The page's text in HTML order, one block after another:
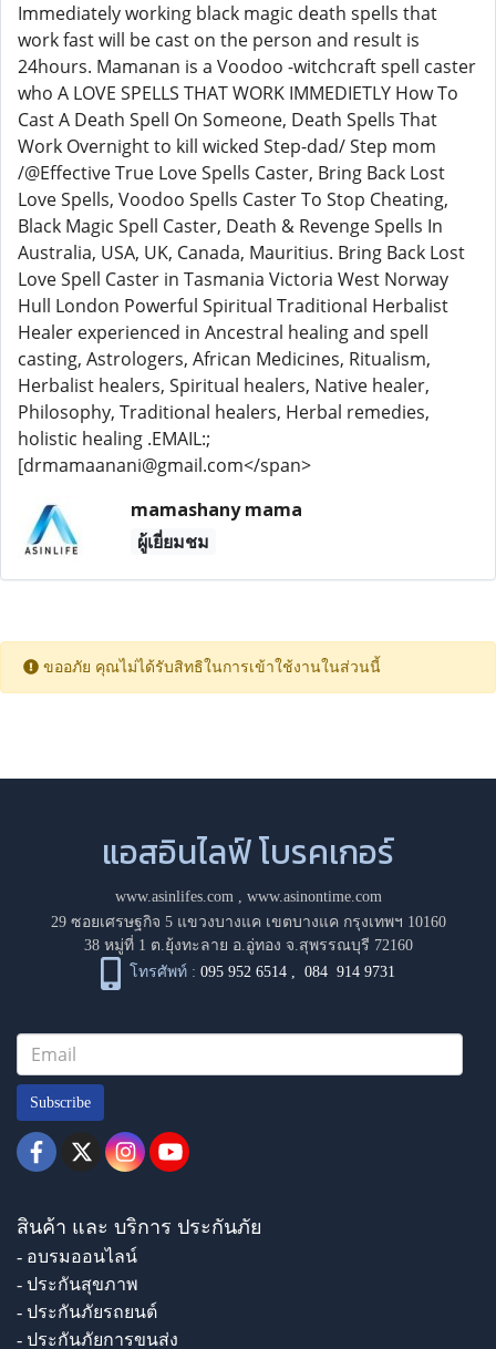
Immediately working black magic death spells that
work fast will be cast on the person and result is
24hours. Mamanan is a Voodoo -witchcraft spell caster
who A LOVE SPELLS THAT WORK IMMEDIETLY How To
Cast A Death Spell On Someone, Death Spells That
Work Overnight to kill wicked Step-dad/ Step mom
/@Effective True Love Spells Caster, Bring Back Lost
Love Spells, Voodoo Spells Caster To Stop Cheating,
Black Magic Spell Caster, Death & Revenge Spells In
Australia, USA, UK, Canada, Mauritius. Bring Back Lost
Love Spell Caster in Tasmania Victoria West Norway
Hull London Powerful Spiritual Traditional Herbalist
Healer experienced in Ancestral healing and spell
casting, Astrologers, African Medicines, Ritualism,
Herbalist healers, Spiritual healers, Native healer,
Philosophy, Traditional healers, Herbal remedies,
holistic healing .EMAIL:;
[drmamaanani@gmail.com</span>
mamashany mama
ผู้เยี่ยมชม
ขออภัย คุณไม่ได้รับสิทธิในการเข้าใช้งานในส่วนนี้
แอสอินไลฟ์ โบรคเกอร์
www.asinlifes.com, www.asinontime.com
29 ซอยเศรษฐกิจ 5 แขวงบางแค เขตบางแค กรุงเทพฯ 10160
38 หมู่ที่ 1 ต.ยุ้งทะลาย อ.อู่ทอง จ.สุพรรณบุรี 72160
โทรศัพท์ : 095 952 6514 ,084 914 9731
Subscribe
สินค้า และ บริการ ประกันภัย
- อบรมออนไลน์
- ประกันสุขภาพ
- ประกันภัยรถยนต์
- ประกันภัยการขนส่ง